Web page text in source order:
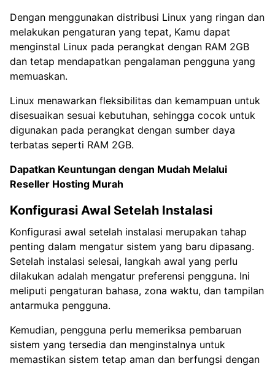
Dengan menggunakan distribusi Linux yang ringan dan
melakukan pengaturan yang tepat, Kamu dapat
menginstal Linux pada perangkat dengan RAM 2GB
dan tetap mendapatkan pengalaman pengguna yang
memuaskan.
Linux menawarkan fleksibilitas dan kemampuan untuk
disesuaikan sesuai kebutuhan, sehingga cocok untuk
digunakan pada perangkat dengan sumber daya
terbatas seperti RAM 2GB.
Dapatkan Keuntungan dengan Mudah Melalui
Reseller Hosting Murah
Konfigurasi Awal Setelah Instalasi
Konfigurasi awal setelah instalasi merupakan tahap
penting dalam mengatur sistem yang baru dipasang.
Setelah instalasi selesai, langkah awal yang perlu
dilakukan adalah mengatur preferensi pengguna. Ini
meliputi pengaturan bahasa, zona waktu, dan tampilan
antarmuka pengguna.
Kemudian, pengguna perlu memeriksa pembaruan
sistem yang tersedia dan menginstalnya untuk
memastikan sistem tetap aman dan berfungsi dengan